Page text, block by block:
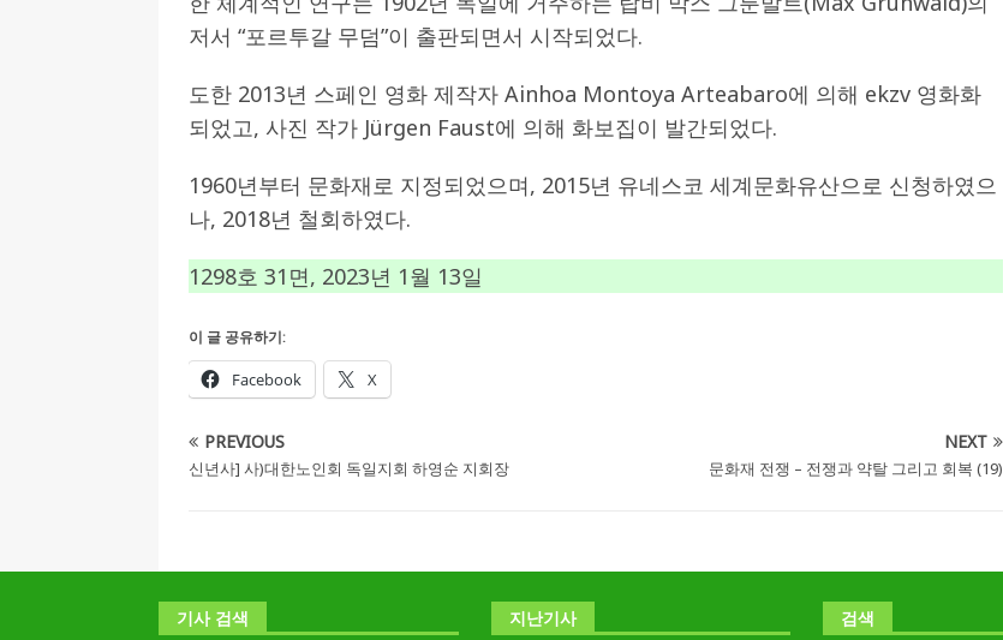
저서 “포르투갈 무덤”이 출판되면서 시작되었다.
도한 2013년 스페인 영화 제작자 Ainhoa ​​Montoya Arteabaro에 의해 ekzv 영화화
되었고, 사진 작가 Jürgen Faust에 의해 화보집이 발간되었다.
1960년부터 문화재로 지정되었으며, 2015년 유네스코 세계문화유산으로 신청하였으
나, 2018년 철회하였다.
1298호 31면, 2023년 1월 13일
이 글 공유하기:
Facebook X
PREVIOUS
신년사] 사)대한노인회 독일지회 하영순 지회장
NEXT
문화재 전쟁 – 전쟁과 약탈 그리고 회복 (19)
기사 검색 지난기사 검색